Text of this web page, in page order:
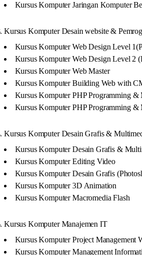
Kursus Komputer Jaringan Komputer
Kursus Komputer Desain website &
Kursus Komputer Web Design Level
Kursus Komputer Web Design Level 2
Kursus Komputer Web Master
Kursus Komputer Building Web with
Kursus Komputer PHP Programming
Kursus Komputer PHP Programming
Kursus Komputer Desain Grafis &
Kursus Komputer Desain Grafis &
Kursus Komputer Editing Video
Kursus Komputer Desain Grafis
Kursus Komputer 3D Animation
Kursus Komputer Macromedia Flash
Kursus Komputer Manajemen IT
Kursus Komputer Project Management
Kursus Komputer Management